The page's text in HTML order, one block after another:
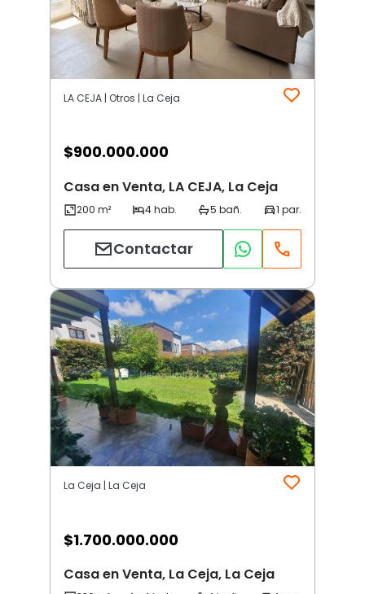
LA CEJA | Otros | La Ceja
$900.000.000
Casa en Venta, LA CEJA, La Ceja
Contactar
La Ceja | La Ceja
$1.700.000.000
Casa en Venta, La Ceja, La Ceja